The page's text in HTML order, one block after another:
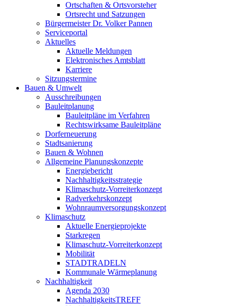
Ortschaften & Ortsvorsteher
Ortsrecht und Satzungen
Bürgermeister Dr. Volker Pannen
Serviceportal
Aktuelles
Aktuelle Meldungen
Elektronisches Amtsblatt
Karriere
Sitzungstermine
Bauen & Umwelt
Ausschreibungen
Bauleitplanung
Bauleitpläne im Verfahren
Rechtswirksame Bauleitpläne
Dorferneuerung
Stadtsanierung
Bauen & Wohnen
Allgemeine Planungskonzepte
Energiebericht
Nachhaltigkeitsstrategie
Klimaschutz-Vorreiterkonzept
Radverkehrskonzept
Wohnraumversorgungskonzept
Klimaschutz
Aktuelle Energieprojekte
Starkregen
Klimaschutz-Vorreiterkonzept
Mobilität
STADTRADELN
Kommunale Wärmeplanung
Nachhaltigkeit
Agenda 2030
NachhaltigkeitsTREFF